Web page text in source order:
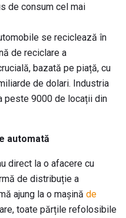
de consum cel mai
se reciclează în
de reciclare a
bazată pe piață, cu
de dolari. Industria
peste 9000 de locații din
automată
direct la o afacere cu
de distribuție a
ajung la o mașină de
toate părțile refolosibile